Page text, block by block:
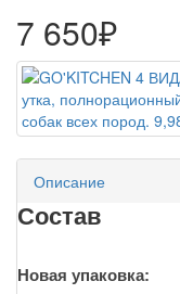
7 650₽
Описание
Состав
Новая упаковка: